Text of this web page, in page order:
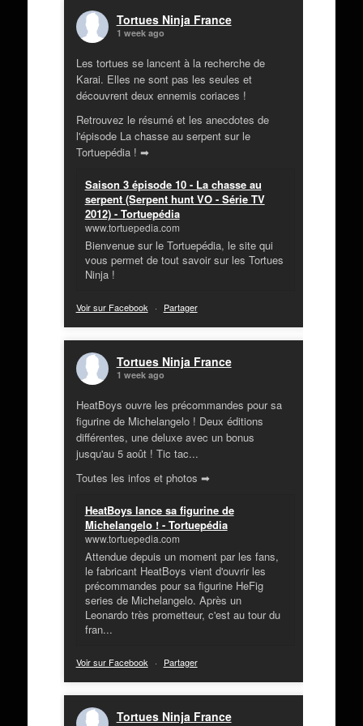
Tortues Ninja France
1 week ago
Les tortues se lancent à la recherche de
Karai. Elles ne sont pas les seules et
découvrent deux ennemis coriaces !
Retrouvez le résumé et les anecdotes de
l'épisode La chasse au serpent sur le
Tortuepédia ! ➡
Saison 3 épisode 10 - La chasse au
serpent (Serpent hunt VO - Série TV
2012) - Tortuepédia
www.tortuepedia.com
Bienvenue sur le Tortuepédia, le site qui
vous permet de tout savoir sur les Tortues
Ninja !
Voir sur Facebook · Partager
Tortues Ninja France
1 week ago
HeatBoys ouvre les précommandes pour sa
figurine de Michelangelo ! Deux éditions
différentes, une deluxe avec un bonus
jusqu'au 5 août ! Tic tac...
Toutes les infos et photos ➡
HeatBoys lance sa figurine de
Michelangelo ! - Tortuepédia
www.tortuepedia.com
Attendue depuis un moment par les fans,
le fabricant HeatBoys vient d'ouvrir les
précommandes pour sa figurine HeFig
series de Michelangelo. Après un
Leonardo très prometteur, c'est au tour du
fran...
Voir sur Facebook · Partager
Tortues Ninja France